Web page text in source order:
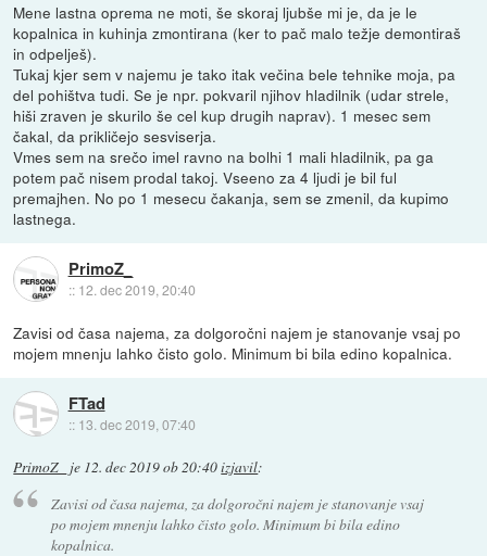
Mene lastna oprema ne moti, še skoraj ljubše mi je, da je le
kopalnica in kuhinja zmontirana (ker to pač malo težje demontiraš
in odpelješ).
Tukaj kjer sem v najemu je tako itak večina bele tehnike moja, pa
del pohištva tudi. Se je npr. pokvaril njihov hladilnik (udar strele,
hiši zraven je skurilo še cel kup drugih naprav). 1 mesec sem
čakal, da prikličejo sesviserja.
Vmes sem na srečo imel ravno na bolhi 1 mali hladilnik, pa ga
potem pač nisem prodal takoj. Vseeno za 4 ljudi je bil ful
premajhen. No po 1 mesecu čakanja, sem se zmenil, da kupimo
lastnega.
PrimoZ_
:: 12. dec 2019, 20:40
Zavisi od časa najema, za dolgoročni najem je stanovanje vsaj po
mojem mnenju lahko čisto golo. Minimum bi bila edino kopalnica.
FTad
:: 13. dec 2019, 07:40
PrimoZ_ je 12. dec 2019 ob 20:40izjavil:
Zavisi od časa najema, za dolgoročni najem je stanovanje vsaj
po mojem mnenju lahko čisto golo. Minimum bi bila edino
kopalnica.